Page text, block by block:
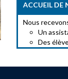
ACCUEIL DE
Nous
Un
Des